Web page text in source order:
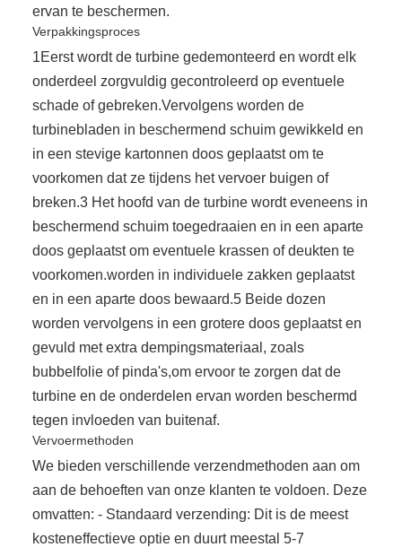
ervan te beschermen.
Verpakkingsproces
1Eerst wordt de turbine gedemonteerd en wordt elk
onderdeel zorgvuldig gecontroleerd op eventuele
schade of gebreken.Vervolgens worden de
turbinebladen in beschermend schuim gewikkeld en
in een stevige kartonnen doos geplaatst om te
voorkomen dat ze tijdens het vervoer buigen of
breken.3 Het hoofd van de turbine wordt eveneens in
beschermend schuim toegedraaien en in een aparte
doos geplaatst om eventuele krassen of deukten te
voorkomen.worden in individuele zakken geplaatst
en in een aparte doos bewaard.5 Beide dozen
worden vervolgens in een grotere doos geplaatst en
gevuld met extra dempingsmateriaal, zoals
bubbelfolie of pinda's,om ervoor te zorgen dat de
turbine en de onderdelen ervan worden beschermd
tegen invloeden van buitenaf.
Vervoermethoden
We bieden verschillende verzendmethoden aan om
aan de behoeften van onze klanten te voldoen. Deze
omvatten: - Standaard verzending: Dit is de meest
kosteneffectieve optie en duurt meestal 5-7